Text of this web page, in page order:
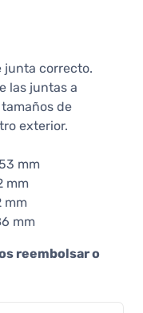
junta correcto.
las juntas a
de
exterior.
mm
mm
mm
mm
reembolsar o